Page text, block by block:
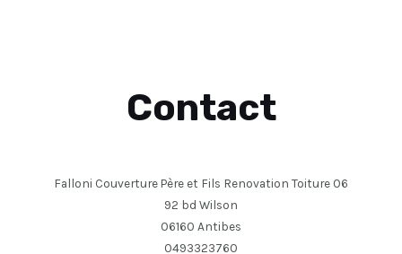
Contact
Falloni Couverture Père et Fils Renovation Toiture 06
92 bd Wilson
06160 Antibes
0493323760